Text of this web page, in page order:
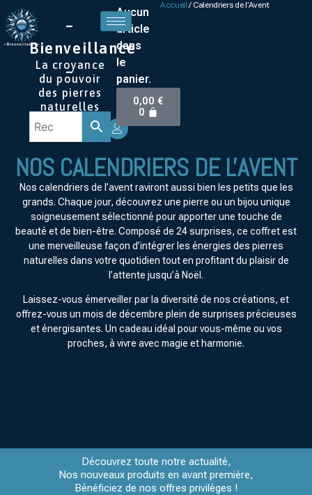
–
Bienveillance
–
La croyance
du pouvoir
des pierres
naturelles
Aucun
article
dans
le
panier.
0,00€
0
Accueil/ Calendriers de l’Avent
NOS CALENDRIERS DE L'AVENT
Nos calendriers de l’avent raviront aussi bien les petits que les
grands. Chaque jour, découvrez une pierre ou un bijou unique
soigneusement sélectionné pour apporter une touche de
beauté et de bien-être. Composé de 24 surprises, ce coffret est
une merveilleuse façon d’intégrer les énergies des pierres
naturelles dans votre quotidien tout en profitant du plaisir de
l’attente jusqu’à Noël.
Laissez-vous émerveiller par la diversité de nos créations, et
offrez-vous un mois de décembre plein de surprises précieuses
et énergisantes. Un cadeau idéal pour vous-même ou vos
proches, à vivre avec magie et harmonie.
Découvrez toute notre actualité,
Nos nouveaux produits en avant première,
Bénéficiez de nos offres privilèges !